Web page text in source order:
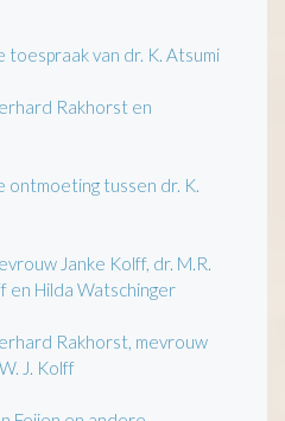
van dr. K. Atsumi
Rakhorst en
tussen dr. K.
Janke Kolff, dr. M.R.
en Hilda Watschinger
Rakhorst, mevrouw
J. Kolff